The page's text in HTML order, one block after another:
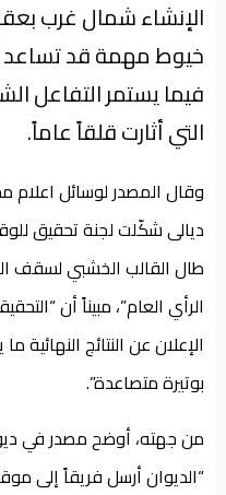
الإنشاء شمال غرب
خيوط مهمة قد تساعد
فيما يستمر التفاعل
التي أثارت قلقاً عاماً.
وقال المصدر لوسائل اعلام
ديالى شكّلت لجنة تحقيق
طال القالب الخشبي لسقف
الرأي العام”، مبيناً أن
الإعلان عن النتائج النهائية
بوتيرة متصاعدة”.
من جهته، أوضح مصدر في
“الديوان أرسل فريقاً إلى